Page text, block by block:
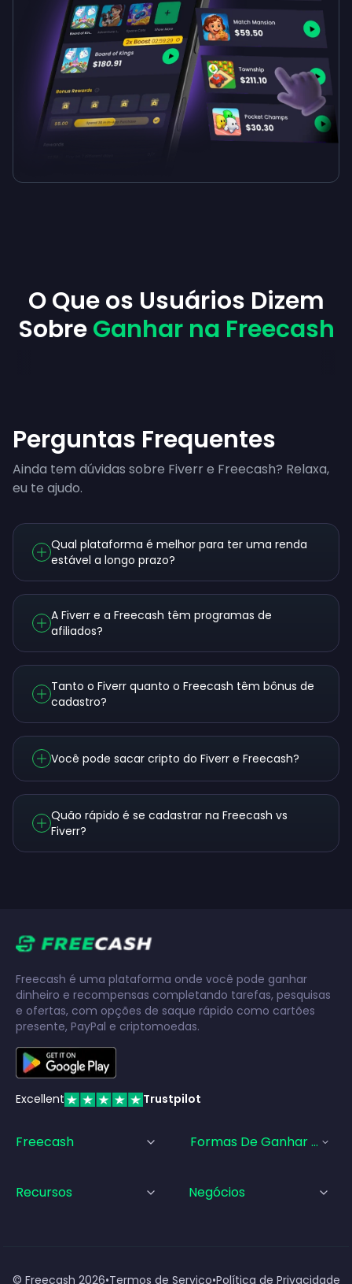
O Que os Usuários Dizem
SobreGanhar na Freecash
Perguntas Frequentes
Ainda tem dúvidas sobre Fiverr e Freecash? Relaxa,
eu te ajudo.
Qual plataforma é melhor para ter uma renda
estável a longo prazo?
A Fiverr e a Freecash têm programas de
afiliados?
Tanto o Fiverr quanto o Freecash têm bônus de
cadastro?
Você pode sacar cripto do Fiverr e Freecash?
Quão rápido é se cadastrar na Freecash vs
Fiverr?
Freecash é uma plataforma onde você pode ganhar
dinheiro e recompensas completando tarefas, pesquisas
e ofertas, com opções de saque rápido como cartões
presente, PayPal e criptomoedas.
Excellent Trustpilot
Freecash Formas De Ganhar
Recursos Negócios
© Freecash 2026•Termos de Serviço•Política de Privacidade